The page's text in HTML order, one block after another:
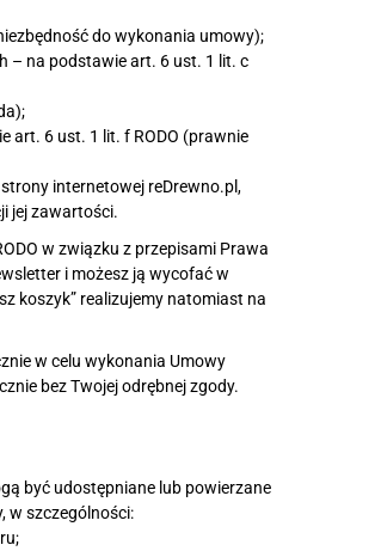
do wykonania umowy);
– na podstawie art. 6 ust. 1 lit. c
art. 6 ust. 1 lit. f RODO (prawnie
internetowej reDrewno.pl,
jej zawartości.
w związku z przepisami Prawa
i możesz ją wycofać w
koszyk” realizujemy natomiast na
w celu wykonania Umowy
bez Twojej odrębnej zgody.
być udostępniane lub powierzane
w szczególności: